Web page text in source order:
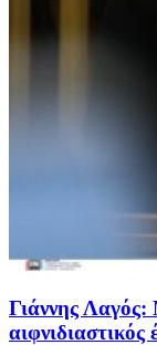
Γιάννης Λαγός:
αιφνιδιαστικός